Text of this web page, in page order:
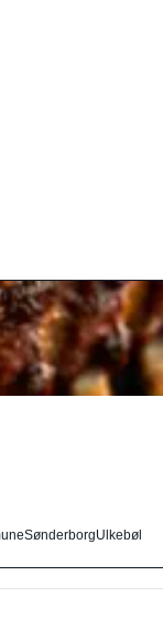
SønderborgUlkebøl